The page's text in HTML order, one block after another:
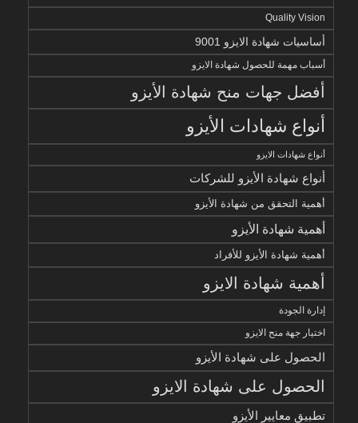
Quality Vision
أساسيات شهادة الايزو 9001
أسباب مهمة للحصول شهادة الايزو
أفضل جهات منح شهادة الأيزو
أنواع شهادات الأيزو
أنواع شهادات الايزو
أنواع شهادة الأيزو للشركات
أهمية التحقق من شهادة الأيزو
أهمية شهادة الأيزو
أهمية شهادة الأيزو للأفراد
أهمية شهادة الايزو
إدارة الجودة
اختيار جهة منح الايزو
الحصول على شهادة الأيزو
الحصول على شهادة الايزو
تطبيق معايير الأيزو